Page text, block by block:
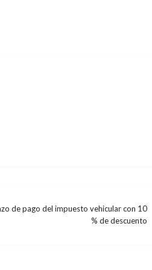
de pago del impuesto vehicular con 10
% de descuento